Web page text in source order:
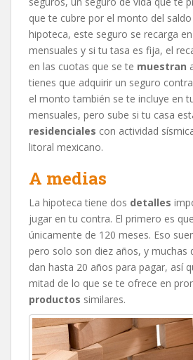
que te cubre por el monto del
hipoteca, este seguro se recarga
mensuales y si tu tasa es fija, el
en las cuotas que se te muestran
tienes que adquirir un seguro
el monto también se te incluye en
mensuales, pero sube si tu casa
residenciales con actividad
litoral mexicano.
A medias
La hipoteca tiene dos detalles
jugar en tu contra. El primero es
únicamente de 120 meses. Eso
pero solo son diez años, y muchas
dan hasta 20 años para pagar, así
mitad de lo que se te ofrece en
productos similares.